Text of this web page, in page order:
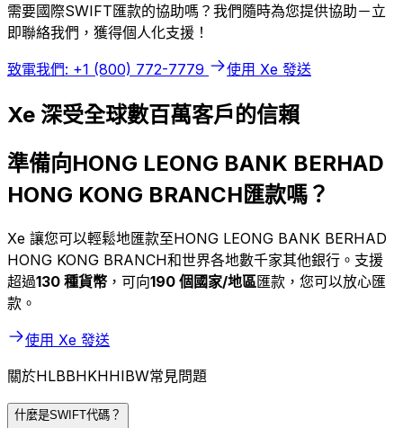
需要國際SWIFT匯款的協助嗎？我們隨時為您提供協助－立
即聯絡我們，獲得個人化支援！
致電我們: +1 (800) 772-7779 使用 Xe 發送
Xe 深受全球數百萬客戶的信賴
準備向HONG LEONG BANK BERHAD
HONG KONG BRANCH匯款嗎？
Xe 讓您可以輕鬆地匯款至HONG LEONG BANK BERHAD
HONG KONG BRANCH和世界各地數千家其他銀行。支援
超過130 種貨幣 ，可向190 個國家/地區匯款，您可以放心匯
款。
使用 Xe 發送
關於HLBBHKHHIBW常見問題
什麼是SWIFT代碼？